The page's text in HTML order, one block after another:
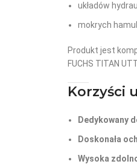
układów
mokrych
Produkt jest
FUCHS TITAN
Korzyści
Dedykowany
Doskonała
Wysoka